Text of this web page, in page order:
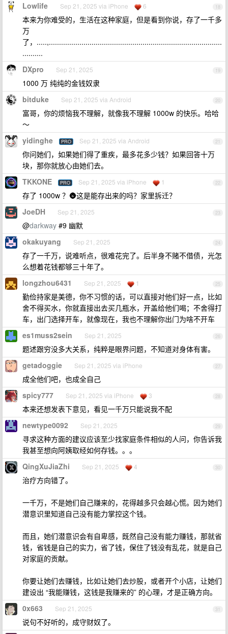
18
Lowlife Sep 21, 2025 via iPhone 6
本来为你难受的，生活在这种家庭，但是看到你说，存了一千多
万
了，.....,.....................................................................................
..........
19
DXpro Sep 21, 2025
1000 万 纯纯的金钱奴隶
20
bitduke Sep 21, 2025 via Android
富哥，你的烦恼我不理解，就像我不理解 1000w 的快乐。哈哈
～
21
yidinghe PRO Sep 21, 2025 via Android
你问她们，如果她们得了重疾，最多花多少钱？如果回答十万
块，那你就放心由她们去。
22
TKKONE PRO Sep 21, 2025 via iPhone 1
存了 1000w ？🌚这是能存出来的吗？家里拆迁？
23
JoeDH Sep 21, 2025
@darkway #9 幽默
24
okakuyang Sep 21, 2025
存了一千万，说难听点，很难花完了。后半身不赌不借债，光怎
么想着花钱都够三十年了。
25
longzhou6431 Sep 21, 2025 1
勤俭持家是美德，你不习惯的话，可以直接对他们好一点，比如
舍不得买水，你就直接出去买几瓶水，开盖给他们喝；不舍得打
车，出门选择开车，就像现在，我也不理解你出门为啥不开车
26
es1muss2sein Sep 21, 2025
题述跟穷没多大关系，纯粹是眼界问题，不知道对身体有害。
27
getadoggie Sep 21, 2025 via iPhone
成全他们吧，也成全自己
28
spicy777 Sep 21, 2025 via iPhone 3
本来还想发表下意见，看见一千万只能说我不配
29
newtype0092 Sep 21, 2025
寻求这种方面的建议应该至少找家庭条件相似的人问，你告诉我
我甚至想向阿姨取经如何存钱。。。
30
QingXuJiaZhi Sep 21, 2025 4
治疗方向错了。
一千万，不是她们自己赚来的，花得越多只会越心慌。因为她们
潜意识里知道自己没有能力掌控这个钱。
而且，她们潜意识会有自卑感，既然自己没有能力赚钱，那就省
钱，省钱是自己的实力，省了钱，保住了钱没有乱花，就是自己
对家庭的贡献。
你要让她们去赚钱，比如让她们去炒股，或者开个小店，让她们
建设出 “我能赚钱，这钱是我赚来的” 的心理，才是正确方向。
31
0x663 Sep 21, 2025
说句不好听的，成守财奴了。